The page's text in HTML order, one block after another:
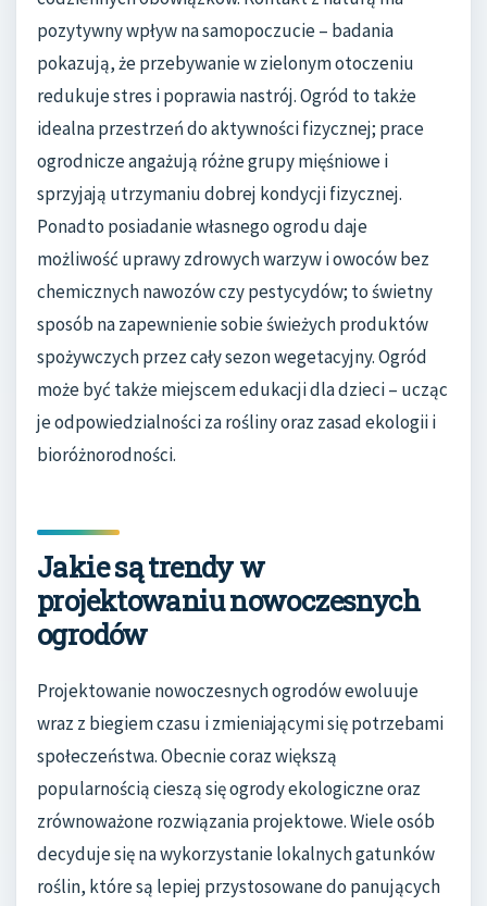
pozytywny wpływ na samopoczucie – badania
pokazują, że przebywanie w zielonym otoczeniu
redukuje stres i poprawia nastrój. Ogród to także
idealna przestrzeń do aktywności fizycznej; prace
ogrodnicze angażują różne grupy mięśniowe i
sprzyjają utrzymaniu dobrej kondycji fizycznej.
Ponadto posiadanie własnego ogrodu daje
możliwość uprawy zdrowych warzyw i owoców bez
chemicznych nawozów czy pestycydów; to świetny
sposób na zapewnienie sobie świeżych produktów
spożywczych przez cały sezon wegetacyjny. Ogród
może być także miejscem edukacji dla dzieci – ucząc
je odpowiedzialności za rośliny oraz zasad ekologii i
bioróżnorodności.
Jakie są trendy w
projektowaniu nowoczesnych
ogrodów
Projektowanie nowoczesnych ogrodów ewoluuje
wraz z biegiem czasu i zmieniającymi się potrzebami
społeczeństwa. Obecnie coraz większą
popularnością cieszą się ogrody ekologiczne oraz
zrównoważone rozwiązania projektowe. Wiele osób
decyduje się na wykorzystanie lokalnych gatunków
roślin, które są lepiej przystosowane do panujących